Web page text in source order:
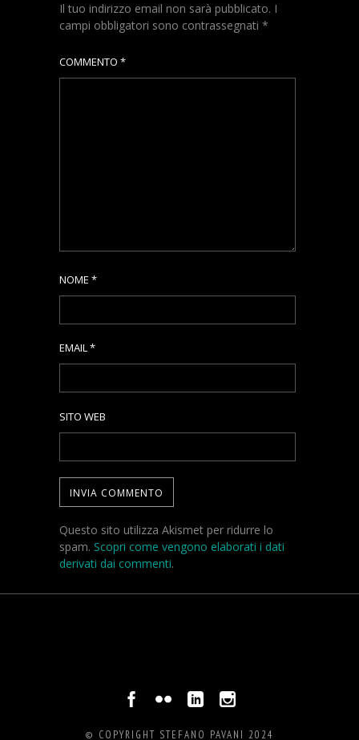
Il tuo indirizzo email non sarà pubblicato. I
campi obbligatori sono contrassegnati *
COMMENTO *
NOME *
EMAIL*
SITO WEB
Questo sito utilizza Akismet per ridurre lo
spam. Scopri come vengono elaborati i dati
derivati dai commenti.
© COPYRIGHT STEFANO PAVANI 2024